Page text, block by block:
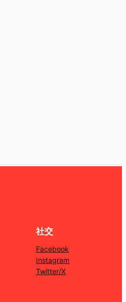
社交
Facebook
Instagram
Twitter/X